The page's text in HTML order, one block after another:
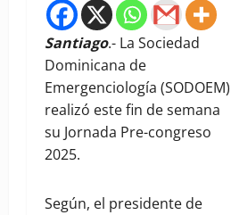
Santiago.- La Sociedad
Dominicana de
Emergenciología (SODOEM)
realizó este fin de semana
su Jornada Pre-congreso
2025.
Según, el presidente de